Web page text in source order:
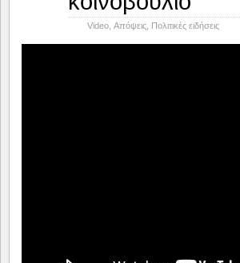
Video Απόψεις Πολιτικές ειδήσεις